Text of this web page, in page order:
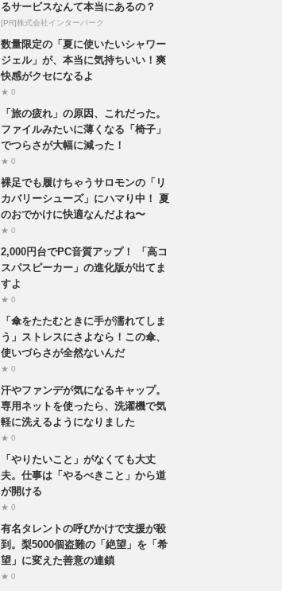
るサービスなんて本当にあるの？
[PR]株式会社インターパーク
数量限定の「夏に使いたいシャワー
ジェル」が、本当に気持ちいい！爽
快感がクセになるよ
★ 0
「旅の疲れ」の原因、これだった。
ファイルみたいに薄くなる「椅子」
でつらさが大幅に減った！
★ 0
裸足でも履けちゃうサロモンの「リ
カバリーシューズ」にハマり中！ 夏
のおでかけに快適なんだよね〜
★ 0
2,000円台でPC音質アップ！ 「高コ
スパスピーカー」の進化版が出てま
すよ
★ 0
「傘をたたむときに手が濡れてしま
う」ストレスにさよなら！この傘、
使いづらさが全然ないんだ
★ 0
汗やファンデが気になるキャップ。
専用ネットを使ったら、洗濯機で気
軽に洗えるようになりました
★ 0
「やりたいこと」がなくても大丈
夫。仕事は「やるべきこと」から道
が開ける
★ 0
有名タレントの呼びかけで支援が殺
到。梨5000個盗難の「絶望」を「希
望」に変えた善意の連鎖
★ 0